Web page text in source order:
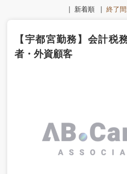
| 新着順 | 終了
【宇都宮勤務】会計税
者・外資顧客